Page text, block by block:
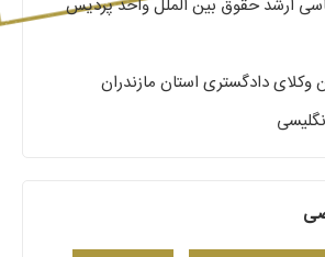
ارشد حقوق بین الملل واحد پردیس
دادگستری استان مازندران